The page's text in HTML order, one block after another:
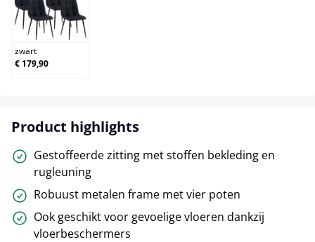
zwart
zwart
€ 179,90
Product highlights
Gestoffeerde zitting met stoffen bekleding en
rugleuning
Robuust metalen frame met vier poten
Ook geschikt voor gevoelige vloeren dankzij
vloerbeschermers